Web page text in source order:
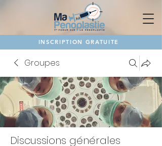
INSCRIPTION GRATUITE
Groupes
Discussions générales